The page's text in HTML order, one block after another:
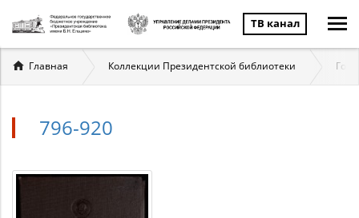
ТВ канал
Вы
здесь
Главная Коллекции Президентской библиотеки
796-920